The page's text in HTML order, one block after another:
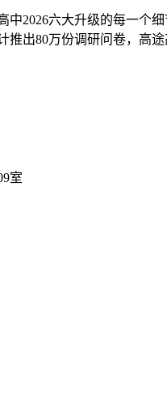
六大升级的每一个细
出80万份调研问卷，高
室